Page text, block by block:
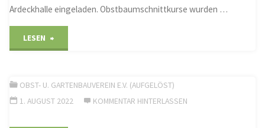
Ardeckhalle eingeladen. Obstbaumschnittkurse wurden …
LESEN
beschließen
OBST- U. GARTENBAUVEREIN E.V. (AUFGELÖST)
1. AUGUST 2022
KOMMENTAR HINTERLASSEN